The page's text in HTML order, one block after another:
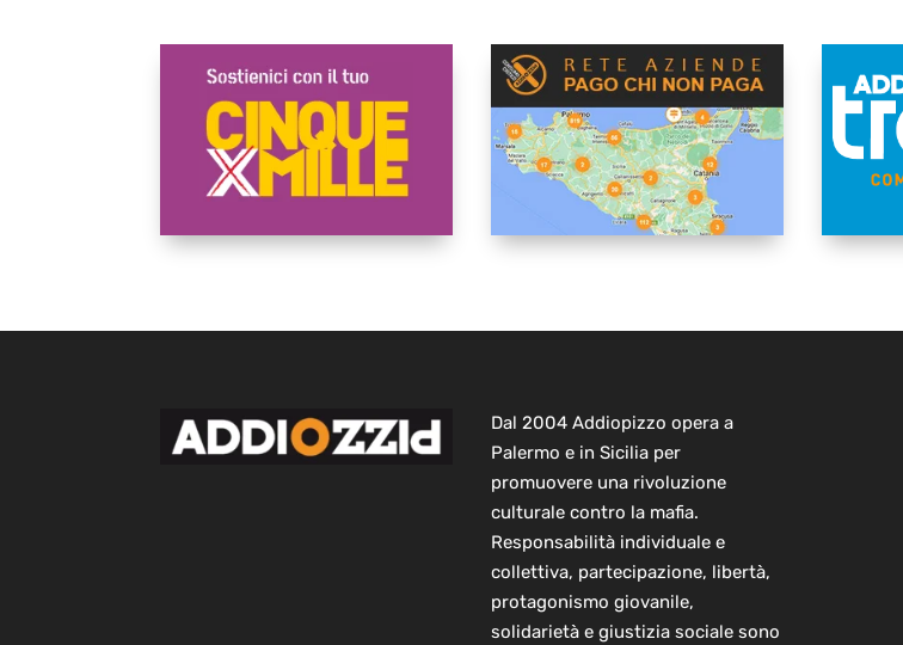
Dal 2004 Addiopizzo opera a
Palermo e in Sicilia per
promuovere una rivoluzione
culturale contro la mafia.
Responsabilità individuale e
collettiva, partecipazione, libertà,
protagonismo giovanile,
solidarietà e giustizia sociale sono